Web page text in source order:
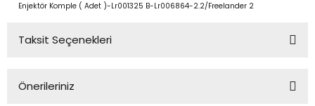
Enjektör Komple ( Adet )-Lr001325 B-Lr006864-2.2/Freelander 2
Taksit Seçenekleri
Önerileriniz